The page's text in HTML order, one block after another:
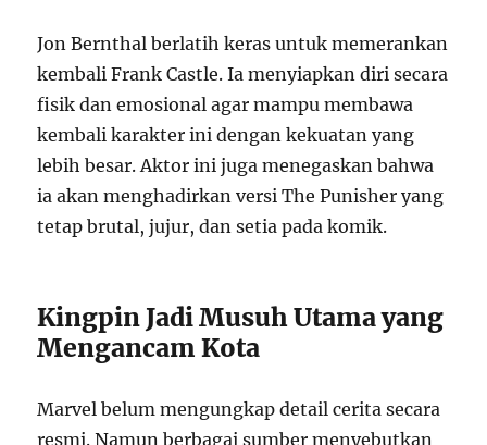
Jon Bernthal berlatih keras untuk memerankan
kembali Frank Castle. Ia menyiapkan diri secara
fisik dan emosional agar mampu membawa
kembali karakter ini dengan kekuatan yang
lebih besar. Aktor ini juga menegaskan bahwa
ia akan menghadirkan versi The Punisher yang
tetap brutal, jujur, dan setia pada komik.
Kingpin Jadi Musuh Utama yang
Mengancam Kota
Marvel belum mengungkap detail cerita secara
resmi. Namun berbagai sumber menyebutkan